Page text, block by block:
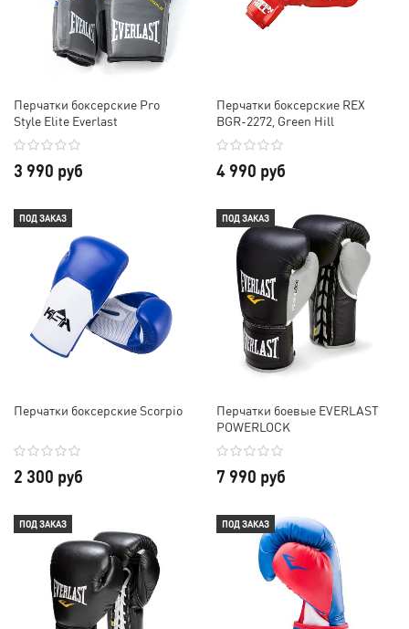
Перчатки боксерские Pro
Style Elite Everlast
3 990 руб
Перчатки боксерские REX
BGR-2272, Green Hill
4 990 руб
ПОД ЗАКАЗ
Перчатки боксерские Scorpio
2 300 руб
ПОД ЗАКАЗ
Перчатки боевые EVERLAST
POWERLOCK
7 990 руб
ПОД ЗАКАЗ ПОД ЗАКАЗ